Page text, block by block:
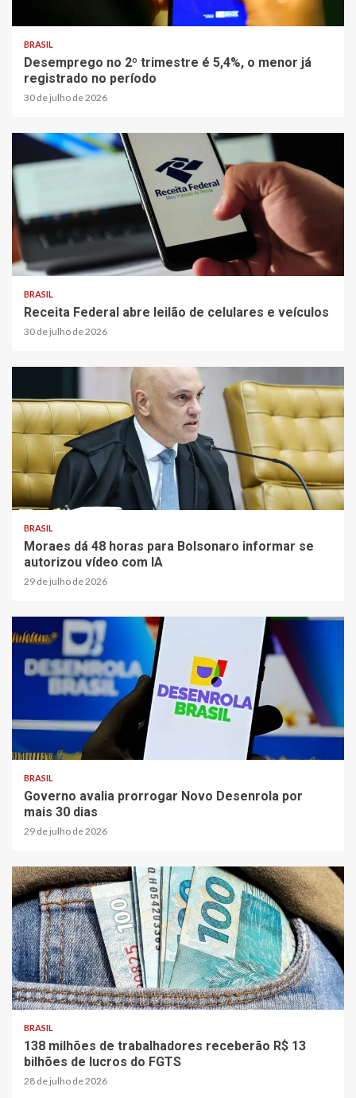
BRASIL
Desemprego no 2º trimestre é 5,4%, o menor já
registrado no período
30 de julho de 2026
BRASIL
Receita Federal abre leilão de celulares e veículos
30 de julho de 2026
BRASIL
Moraes dá 48 horas para Bolsonaro informar se
autorizou vídeo com IA
29 de julho de 2026
BRASIL
Governo avalia prorrogar Novo Desenrola por
mais 30 dias
29 de julho de 2026
BRASIL
138 milhões de trabalhadores receberão R$ 13
bilhões de lucros do FGTS
28 de julho de 2026